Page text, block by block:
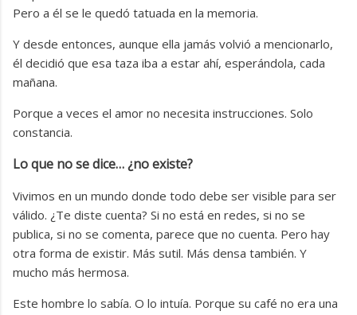
Pero a él se le quedó tatuada en la memoria.
Y desde entonces, aunque ella jamás volvió a mencionarlo,
él decidió que esa taza iba a estar ahí, esperándola, cada
mañana.
Porque a veces el amor no necesita instrucciones. Solo
constancia.
Lo que no se dice… ¿no existe?
Vivimos en un mundo donde todo debe ser visible para ser
válido. ¿Te diste cuenta? Si no está en redes, si no se
publica, si no se comenta, parece que no cuenta. Pero hay
otra forma de existir. Más sutil. Más densa también. Y
mucho más hermosa.
Este hombre lo sabía. O lo intuía. Porque su café no era una